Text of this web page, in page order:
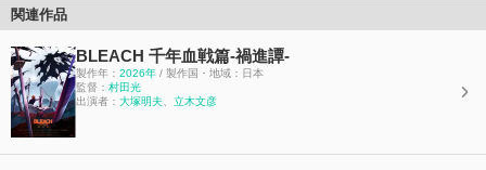
間』 瀞霊廷は闇に消え、やがて訣別の刻が訪れ
る――。
関連作品
BLEACH 千年血戦篇-禍進譚-
製作年： 2026年 / 製作国・地域：日本
監督： 村⽥光
出演者： 大塚明夫、 立木文彦